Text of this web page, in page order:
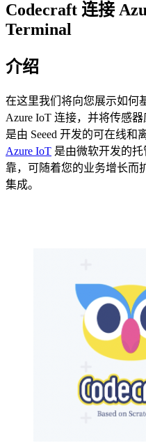
Codecraft 连接
Terminal
介绍
在这里我们将向您展示如何
Azure IoT 连接，并将传感器
是由 Seeed 开发的可在线和
Azure IoT 是由微软开发的
靠，可随着您的业务增长而
集成。